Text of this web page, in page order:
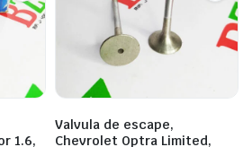
1.6,
Valvula de escape,
Chevrolet Optra Limited,